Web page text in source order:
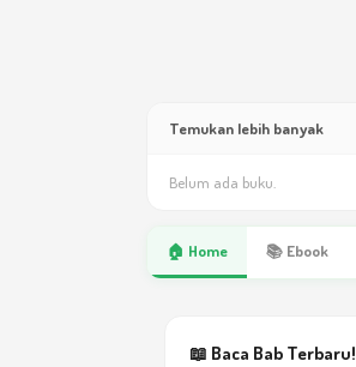
Temukan lebih banyak
Belum ada buku.
🏠 Home 📚 Ebook
📖 Baca Bab Terbaru!